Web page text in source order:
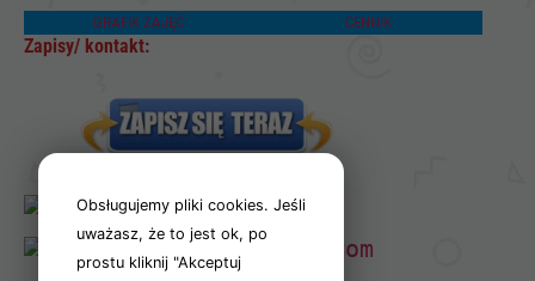
GRAFIK ZAJĘĆ CENNIK
Zapisy/ kontakt:
506 466 214
plywanienemo@gmail.com
Obsługujemy pliki cookies. Jeśli
uważasz, że to jest ok, po
prostu kliknij "Akceptuj
one potrzebne
do
internetowej.
funkcjonalność